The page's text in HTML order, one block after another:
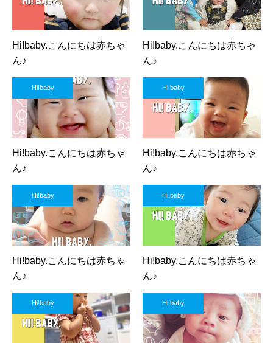
Hi!baby.こんにちは赤ちゃ
ん♪
Hi!baby.こんにちは赤ちゃ
ん♪
Hi!baby
Hi!baby.こんにちは赤ちゃ
ん♪
Hi!baby
Hi!baby.こんにちは赤ちゃ
ん♪
Hi!baby
Hi!baby.こんにちは赤ちゃ
ん♪
Hi!baby
Hi!baby.こんにちは赤ちゃ
ん♪
Hi!baby Hi!baby